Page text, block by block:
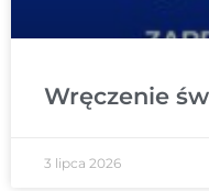
Wręczenie
3 lipca 2026